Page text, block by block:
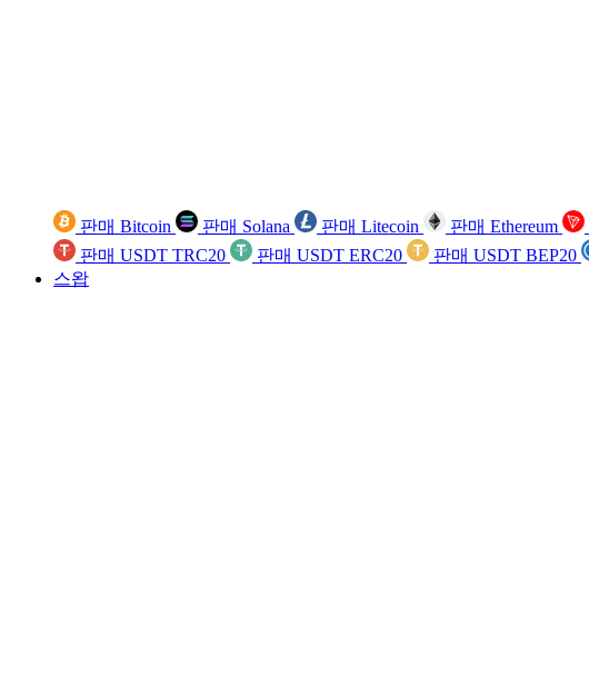
판매 Bitcoin 판매 Solana 판매 Litecoin 판매 Ethereum
판매 USDT TRC20
판매 USDT ERC20 판매 USDT BEP20
스왑